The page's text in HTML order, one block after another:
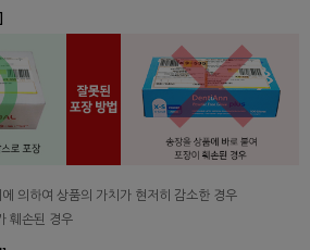
의하여 상품의 가치가 현저히 감소한 경우
훼손된 경우